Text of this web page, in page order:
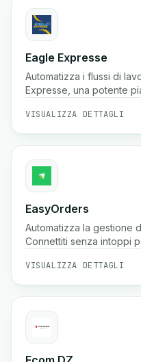
Eagle Expresse
Automatizza i flussi di
Expresse, una potente
VISUALIZZA DETTAGLI
EasyOrders
Automatizza la gestione
Connettiti senza intoppi
VISUALIZZA DETTAGLI